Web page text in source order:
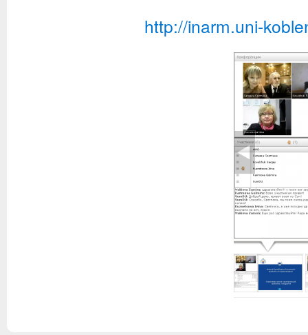
http://inarm.uni-